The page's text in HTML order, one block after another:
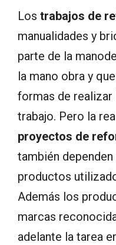
Los trabajos de
manualidades y
parte de la
la mano obra y
formas de
trabajo. Pero la
proyectos de
también
productos
Además los
marcas
adelante la tarea